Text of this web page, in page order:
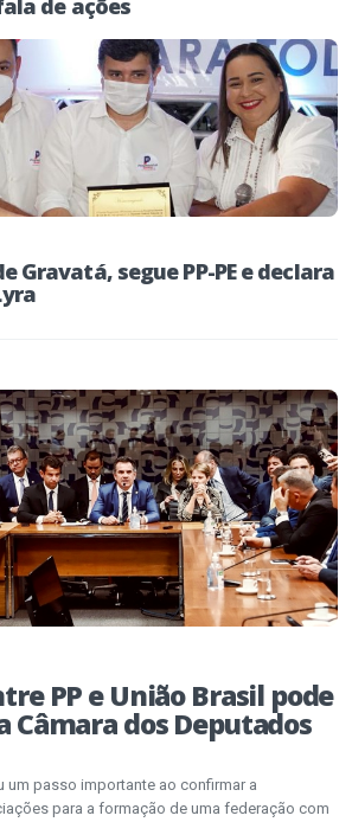
de ações
Gravatá, segue PP-PE e declara
PP e União Brasil pode
Câmara dos Deputados
um passo importante ao confirmar a
para a formação de uma federação com